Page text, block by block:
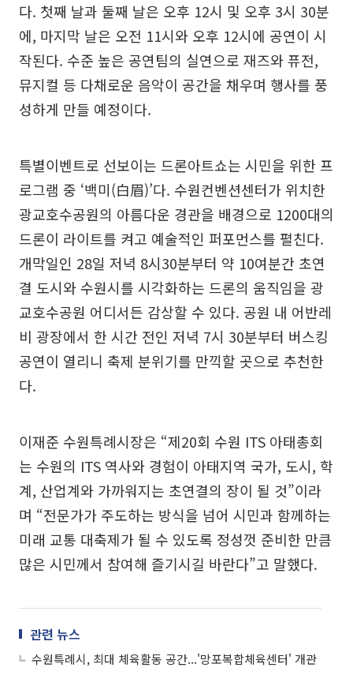
다. 첫째 날과 둘째 날은 오후 12시 및 오후 3시 30분
에, 마지막 날은 오전 11시와 오후 12시에 공연이 시
작된다. 수준 높은 공연팀의 실연으로 재즈와 퓨전,
뮤지컬 등 다채로운 음악이 공간을 채우며 행사를 풍
성하게 만들 예정이다.
특별이벤트로 선보이는 드론아트쇼는 시민을 위한 프
로그램 중 ‘백미(白眉)’다. 수원컨벤션센터가 위치한
광교호수공원의 아름다운 경관을 배경으로 1200대의
드론이 라이트를 켜고 예술적인 퍼포먼스를 펼친다.
개막일인 28일 저녁 8시30분부터 약 10여분간 초연
결 도시와 수원시를 시각화하는 드론의 움직임을 광
교호수공원 어디서든 감상할 수 있다. 공원 내 어반레
비 광장에서 한 시간 전인 저녁 7시 30분부터 버스킹
공연이 열리니 축제 분위기를 만끽할 곳으로 추천한
다.
이재준 수원특례시장은 “제20회 수원 ITS 아태총회
는 수원의 ITS 역사와 경험이 아태지역 국가, 도시, 학
계, 산업계와 가까워지는 초연결의 장이 될 것”이라
며 “전문가가 주도하는 방식을 넘어 시민과 함께하는
미래 교통 대축제가 될 수 있도록 정성껏 준비한 만큼
많은 시민께서 참여해 즐기시길 바란다”고 말했다.
관련 뉴스
수원특례시, 최대 체육활동 공간...'망포복합체육센터' 개관